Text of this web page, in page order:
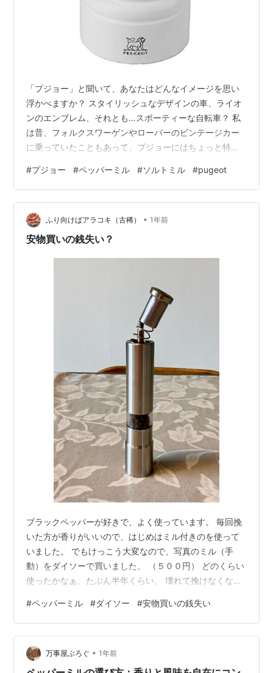
「プジョー」と聞いて、あなたはどんなイメージを思い
浮かべますか？ スタイリッシュなデザインの車、ライオ
ンのエンブレム、それとも…スポーティーな自転車？ 私
は昔、フォルクスワーゲンやローバーのビンテージカー
に乗っていたこともあって、プジョーにはちょっと特別
て家族でキャンプに出かけるのが週末の楽しみになって
いますが、いつかまた、あの頃のように個性的な車に乗
りたいなぁと夢見たりします。また、プジョーとシトロ
エンも現在は同じグループ。何か縁を感じます。 でも、
もしあなたがプジョーの車や自転車にしか興味がないと
#プジョー #ペッパーミル #ソルトミル #pugeot
ふり向けばアラコキ（古稀） • 1年前
安物買いの銭失い？
ブラックペッパーが好きで、よく使っています。 毎回挽
いた方が香りがいいので、はじめはミル付きのを使って
いました。 でもけっこう大変なので、写真のミル（手
動）をダイソーで買いました。 （５００円） どのくらい
使ったかなぁ、たぶん半年くらい。 壊れて挽けなくなっ
コショウ用） 同じメーカーで同じ製品だけど、ミッキー
の方が少しお高い。 でもポイントの分引くと、ダイソー
のミルの３つ分とちょっと。 スイッチ押すだけなのでス
トレスが全然違うのよ。 初めからこっち買えばよかっ
た・・・。 今までの人生で、目先の出費をケチって安い
#ペッパーミル #ダイソー #安物買いの銭失い
万事屋ぶろぐ • 1年前